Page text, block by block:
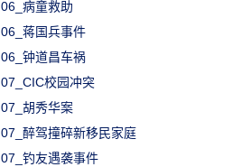
06_病童救助
06_蒋国兵事件
06_钟道昌车祸
07_CIC校园冲突
07_胡秀华案
07_醉驾撞碎新移民家庭
07_钓友遇袭事件